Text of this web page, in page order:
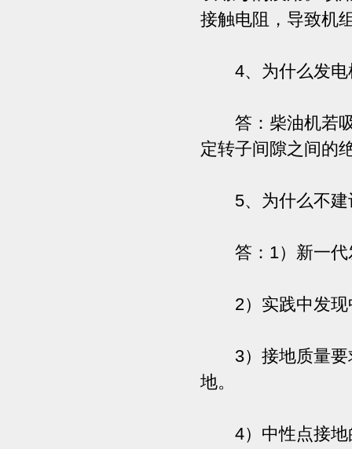
接触电阻，导致机
4、为什么发电
答：柴油机若吸
定转子间隙之间的
5、为什么不建
答：1）新一代
2）实践中发现
3）接地质量要
地。
4）中性点接地